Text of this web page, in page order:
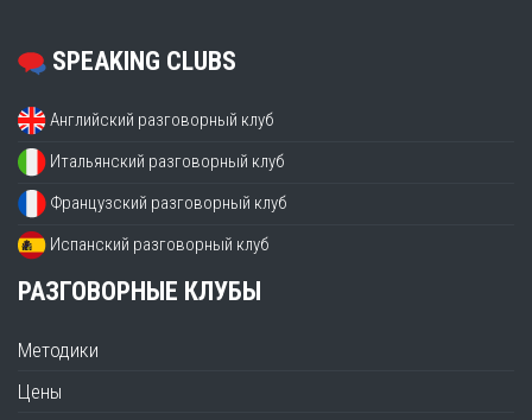
SPEAKING CLUBS
Английский разговорный клуб
Итальянский разговорный клуб
Французский разговорный клуб
Испанский разговорный клуб
РАЗГОВОРНЫЕ КЛУБЫ
Методики
Цены